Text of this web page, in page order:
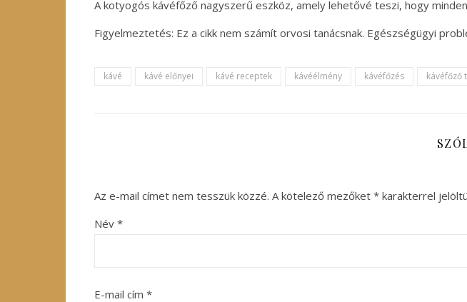
A kotyogós kávéfőző nagyszerű eszköz, amely lehetővé teszi, hogy
Figyelmeztetés: Ez a cikk nem számít orvosi tanácsnak. Egészségügyi
kávé kávé előnyei kávé receptek kávéélmény kávéfőzés kávéfőző
Az e-mail címet nem tesszük közzé. A kötelező mezőket * karakterrel
Név *
E-mail cím *